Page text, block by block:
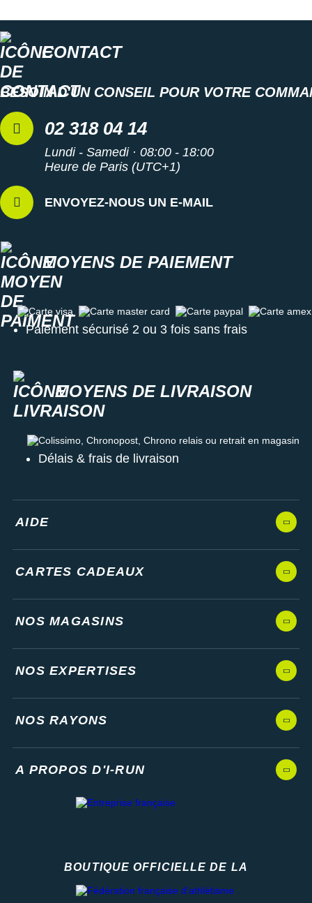
CONTACT
BESOIN D'UN CONSEIL POUR VOTRE
02 318 04 14
Lundi - Samedi · 08:00 - 18:00
Heure de Paris (UTC+1)
ENVOYEZ-NOUS UN E-MAIL
MOYENS DE PAIEMENT
Carte visa Carte master card Carte paypal Carte amex
Paiement sécurisé 2 ou 3 fois sans frais
MOYENS DE LIVRAISON
Colissimo, Chronopost, Chrono relais ou retrait en magasin
Délais & frais de livraison
AIDE
CARTES CADEAUX
NOS MAGASINS
NOS EXPERTISES
NOS RAYONS
A PROPOS D'I-RUN
BOUTIQUE OFFICIELLE DE LA